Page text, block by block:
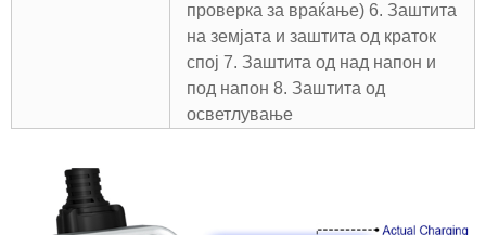
проверка за враќање) 6. Заштита
на земјата и заштита од краток
спој 7. Заштита од над напон и
под напон 8. Заштита од
осветлување